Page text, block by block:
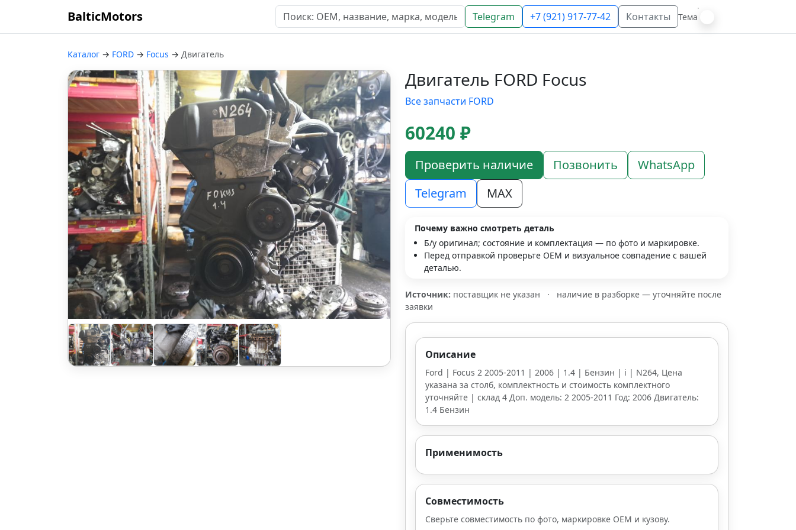
BalticMotors Telegram +7 (921) 917-77-42 Контакты Тема
Каталог → FORD → Focus → Двигатель
Двигатель FORD Focus
Все запчасти FORD
60240 ₽
Проверить наличие Позвонить
WhatsApp
Telegram
MAX
Почему важно смотреть деталь
Б/у оригинал; состояние и комплектация — по фото и маркировке.
Перед отправкой проверьте OEM и визуальное совпадение с вашей
деталью.
Источник: поставщик не указан ·
наличие в разборке — уточняйте после
заявки
Описание
Ford | Focus 2 2005-2011 | 2006 | 1.4 | Бензин | i | N264, Цена
указана за столб, комплектность и стоимость комплектного
уточняйте | склад 4 Доп. модель: 2 2005-2011 Год: 2006 Двигатель:
1.4 Бензин
Применимость
Совместимость
Сверьте совместимость по фото, маркировке OEM и кузову.